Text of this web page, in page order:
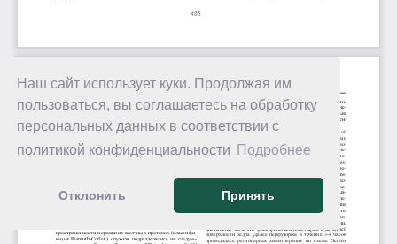
Наш сайт использует куки. Продолжая им
пользоваться, вы соглашаетесь на обработку
персональных данных в соответствии с
политикой конфиденциальности
Подробнее
Отклонить Принять